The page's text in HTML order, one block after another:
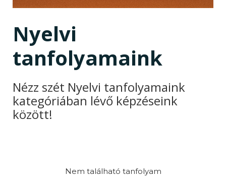
Nyelvi
tanfolyamaink
Nézz szét Nyelvi tanfolyamaink
kategóriában lévő képzéseink
között!
Nem található tanfolyam